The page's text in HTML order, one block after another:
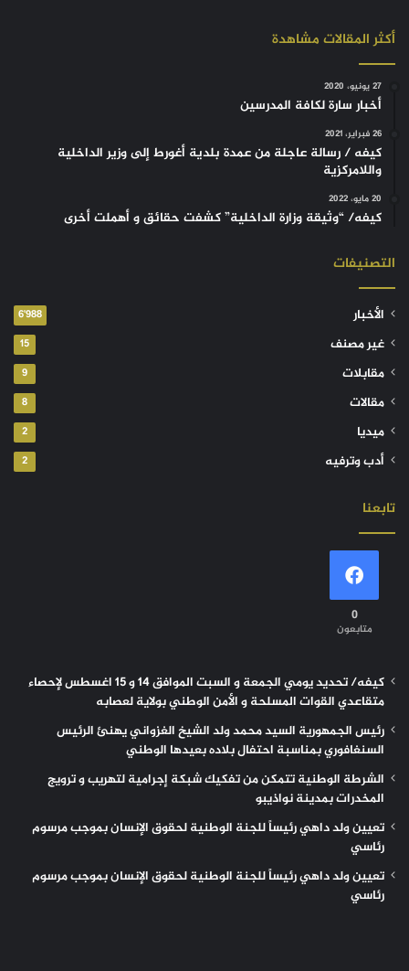
أكثر المقالات مشاهدة
27 يونيو، 2020
أخبار سارة لكافة المدرسين
26 فبراير، 2021
كيفه / رسالة عاجلة من عمدة بلدية أغورط إلى وزير الداخلية
واللامركزية
20 مايو، 2022
كيفه/ “وثيقة وزارة الداخلية” كشفت حقائق و أهملت أخرى
التصنيفات
الأخبار 6٬988
غير مصنف 15
مقابلات 9
مقالات 8
ميديا 2
أدب وترفيه 2
تابعنا
0
متابعون
كيفه/ تحديد يومي الجمعة و السبت الموافق 14 و 15 اغسطس لإحصاء
متقاعدي القوات المسلحة و الأمن الوطني بولاية لعصابه
رئيس الجمهورية السيد محمد ولد الشيخ الغزواني يهنئ الرئيس
السنغافوري بمناسبة احتفال بلاده بعيدها الوطني
الشرطة الوطنية تتمكن من تفكيك شبكة إجرامية لتهريب و ترويج
المخدرات بمدينة نواذيبو
تعيين ولد داهي رئيساً للجنة الوطنية لحقوق الإنسان بموجب مرسوم
رئاسي
تعيين ولد داهي رئيساً للجنة الوطنية لحقوق الإنسان بموجب مرسوم
رئاسي